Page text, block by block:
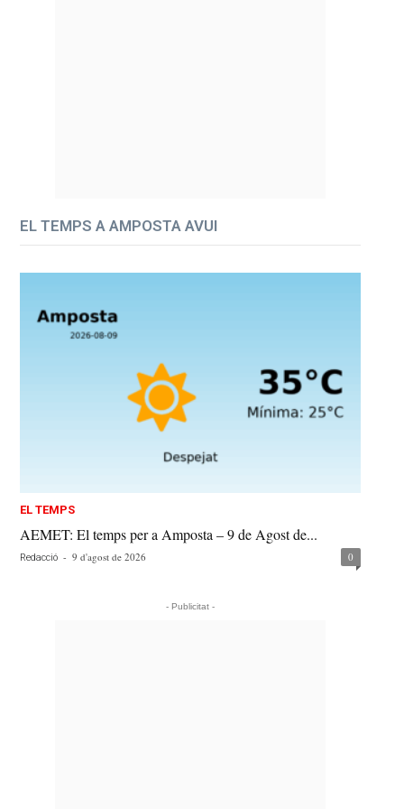
EL TEMPS A AMPOSTA AVUI
EL TEMPS
AEMET: El temps per a Amposta – 9 de Agost de...
Redacció - 9 d'agost de 2026 0
- Publicitat -